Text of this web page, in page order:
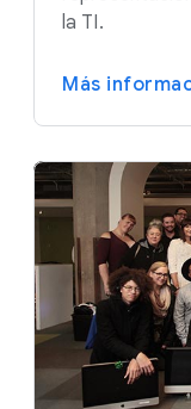
la TI.
Más